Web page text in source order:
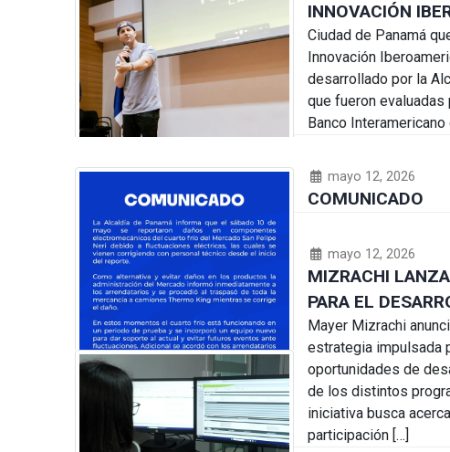
INNOVACIÓN
Ciudad de Panamá
Innovación
desarrollado por la
que fueron
Banco
mayo 12, 2026
COMUNICADO
mayo 12, 2026
MIZRACHI
PARA EL
Mayer Mizrachi
estrategia impulsada
oportunidades de
de los distintos
iniciativa busca
participación […]